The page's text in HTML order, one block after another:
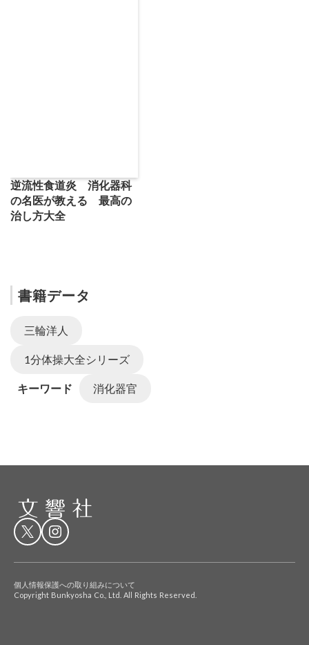
逆流性食道炎 消化器科
の名医が教える 最高の
治し方大全
書籍データ
三輪洋人
1分体操大全シリーズ
キーワード 消化器官
個人情報保護への取り組みについて
Copyright Bunkyosha Co., Ltd. All Rights Reserved.